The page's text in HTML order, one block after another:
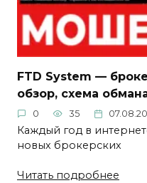
FTD System —
обзор, схема
0 35
Каждый год в
новых брокерских
Читать подробнее